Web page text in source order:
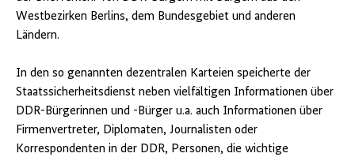
Westbezirken Berlins, dem Bundesgebiet und anderen
Ländern.
In den so genannten dezentralen Karteien speicherte der
Staatssicherheitsdienst neben vielfältigen Informationen über
DDR-Bürgerinnen und -Bürger u.a. auch Informationen über
Firmenvertreter, Diplomaten, Journalisten oder
Korrespondenten in der DDR, Personen, die wichtige